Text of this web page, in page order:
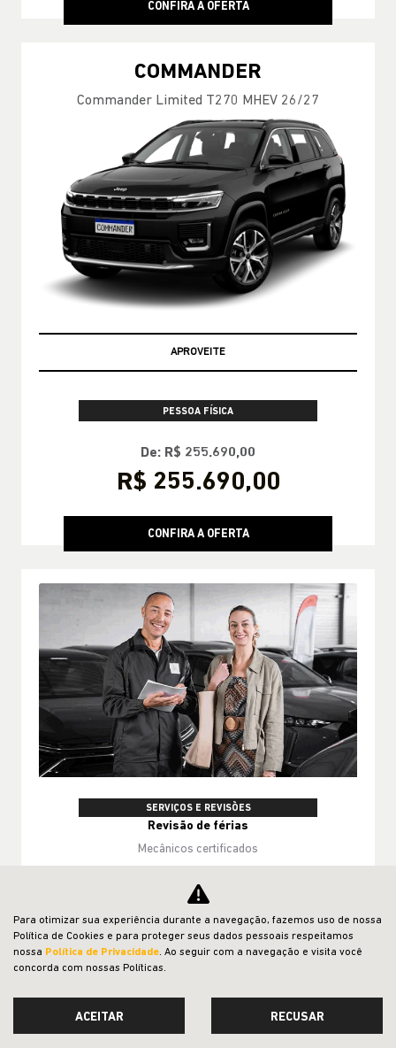
CONFIRA A OFERTA
COMMANDER
Commander Limited T270 MHEV 26/27
APROVEITE
PESSOA FÍSICA
De: R$ 255.690,00
R$ 255.690,00
CONFIRA A OFERTA
SERVIÇOS E REVISÕES
Revisão de férias
Mecânicos certificados
Garantia de fábrica preservada
30 dias
Para otimizar sua experiência durante a navegação, fazemos uso de nossa
Política de Cookies e para proteger seus dados pessoais respeitamos
nossa Política de Privacidade. Ao seguir com a navegação e visita você
concorda com nossas Políticas.
ACEITAR RECUSAR